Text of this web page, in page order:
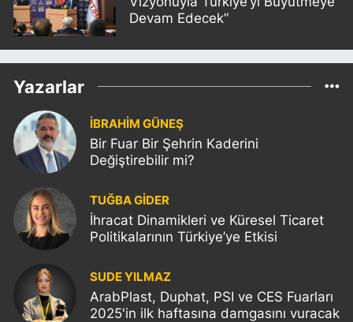
Devam Edecek”
Yazarlar
İBRAHİM GÜNEŞ
Bir Fuar Bir Şehrin Kaderini
Değiştirebilir mi?
TUĞBA GİDER
İhracat Dinamikleri ve Küresel Ticaret
Politikalarının Türkiye’ye Etkisi
SUDE YILMAZ
ArabPlast, Duphat, PSI ve CES Fuarları
2025'in ilk haftasına damgasını vuracak